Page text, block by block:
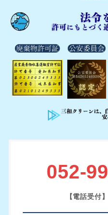
052-
【電話受付